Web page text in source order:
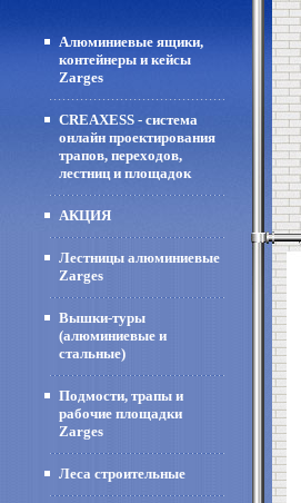
Алюминиевые ящики,
контейнеры и кейсы
Zarges
CREAXESS - система
онлайн проектирования
трапов, переходов,
лестниц и площадок
АКЦИЯ
Лестницы алюминиевые
Zarges
Вышки-туры
(алюминиевые и
стальные)
Подмости, трапы и
рабочие площадки
Zarges
Леса строительные